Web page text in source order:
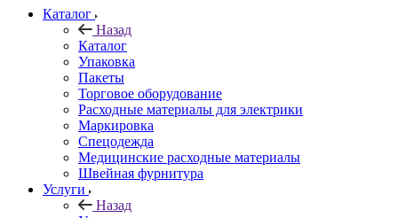
Каталог
Назад
Каталог
Упаковка
Пакеты
Торговое оборудование
Расходные материалы для электрики
Маркировка
Спецодежда
Медицинские расходные материалы
Швейная фурнитура
Услуги
Назад